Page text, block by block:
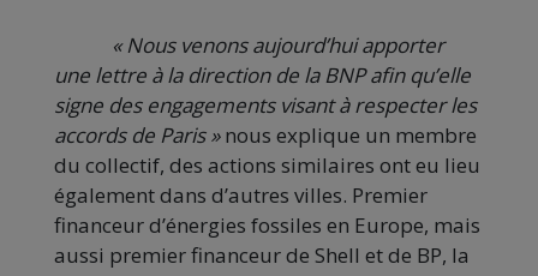
« Nous venons aujourd’hui apporter
une lettre à la direction de la BNP afin qu’elle
signe des engagements visant à respecter les
accords de Paris »nous explique un membre
du collectif, des actions similaires ont eu lieu
également dans d’autres villes. Premier
financeur d’énergies fossiles en Europe, mais
aussi premier financeur de Shell et de BP, la